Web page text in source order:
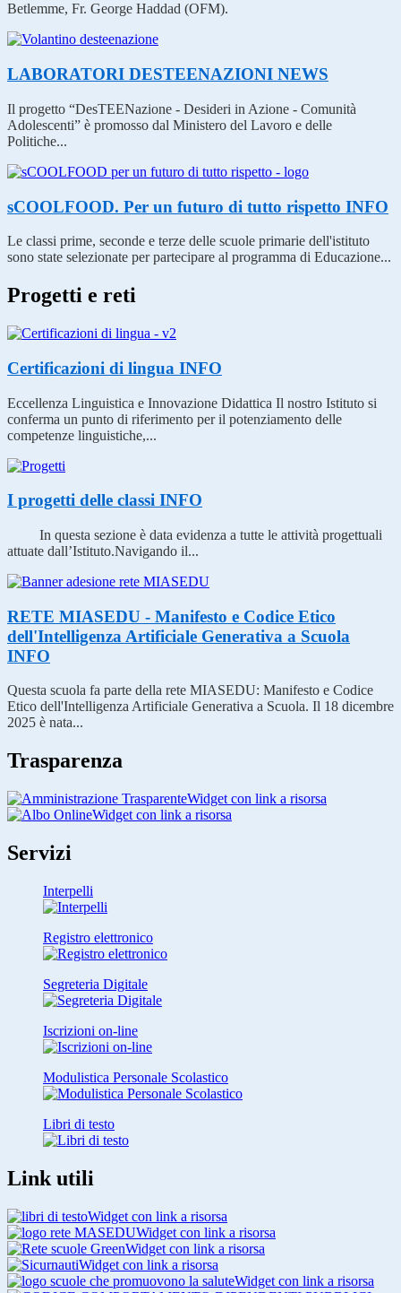
Betlemme, Fr. George Haddad (OFM).
LABORATORI DESTEENAZIONI NEWS
Il progetto “DesTEENazione - Desideri in Azione - Comunità
Adolescenti” è promosso dal Ministero del Lavoro e delle
Politiche...
sCOOLFOOD. Per un futuro di tutto rispetto INFO
Le classi prime, seconde e terze delle scuole primarie dell'istituto
sono state selezionate per partecipare al programma di Educazione...
Progetti e reti
Certificazioni di lingua INFO
Eccellenza Linguistica e Innovazione Didattica Il nostro Istituto si
conferma un punto di riferimento per il potenziamento delle
competenze linguistiche,...
I progetti delle classi INFO
In questa sezione è data evidenza a tutte le attività progettuali
attuate dall’Istituto.Navigando il...
RETE MIASEDU - Manifesto e Codice Etico
dell'Intelligenza Artificiale Generativa a Scuola
INFO
Questa scuola fa parte della rete MIASEDU: Manifesto e Codice
Etico dell'Intelligenza Artificiale Generativa a Scuola. Il 18 dicembre
2025 è nata...
Trasparenza
Widget con link a risorsa
Widget con link a risorsa
Servizi
Interpelli
Registro elettronico
Segreteria Digitale
Iscrizioni on-line
Modulistica Personale Scolastico
Libri di testo
Link utili
Widget con link a risorsa
Widget con link a risorsa
Widget con link a risorsa
Widget con link a risorsa
Widget con link a risorsa